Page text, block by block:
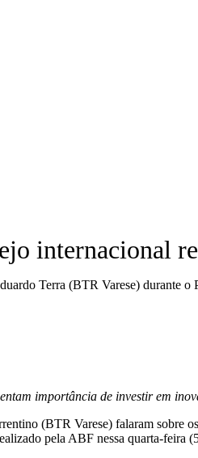
internacional
importância de investir em
(BTR Varese) falaram
pela ABF nessa quarta-feira